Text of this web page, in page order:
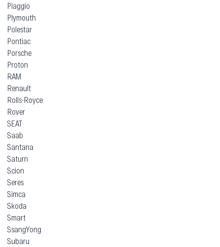
Piaggio
Plymouth
Polestar
Pontiac
Porsche
Proton
RAM
Renault
Rolls-Royce
Rover
SEAT
Saab
Santana
Saturn
Scion
Seres
Simca
Skoda
Smart
SsangYong
Subaru